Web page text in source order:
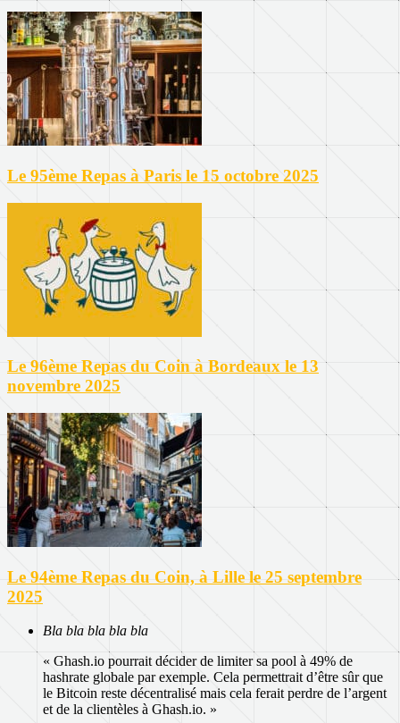
Le 95ème Repas à Paris le 15 octobre 2025
Le 96ème Repas du Coin à Bordeaux le 13
novembre 2025
Le 94ème Repas du Coin, à Lille le 25 septembre
2025
Bla bla bla bla bla
« Ghash.io pourrait décider de limiter sa pool à 49% de
hashrate globale par exemple. Cela permettrait d’être sûr que
le Bitcoin reste décentralisé mais cela ferait perdre de l’argent
et de la clientèles à Ghash.io. »